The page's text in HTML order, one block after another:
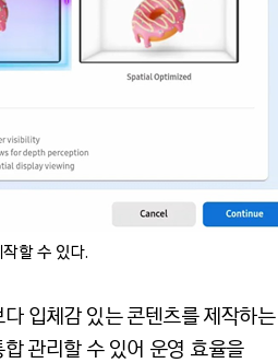
할 수 있다.
입체감 있는 콘텐츠를 제작하는
관리할 수 있어 운영 효율을